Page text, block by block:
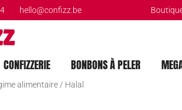
hello@confizz.be
CONFIZZERIE BONBONS À PELER
alimentaire / Halal